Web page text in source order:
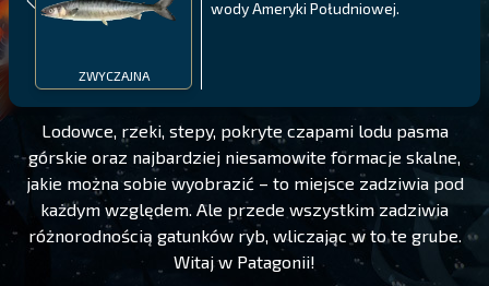
ZWYCZAJNA
wody Ameryki Południowej.
Lodowce, rzeki, stepy, pokryte czapami lodu pasma
górskie oraz najbardziej niesamowite formacje skalne,
jakie można sobie wyobrazić – to miejsce zadziwia pod
każdym względem. Ale przede wszystkim zadziwia
różnorodnością gatunków ryb, wliczając w to te grube.
Witaj w Patagonii!